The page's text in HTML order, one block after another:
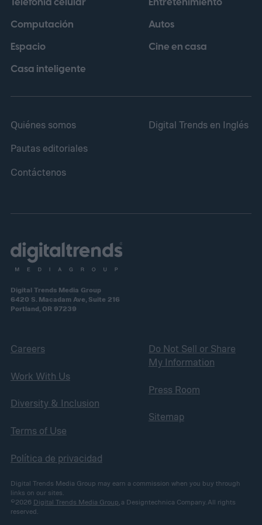
Computación
Espacio
Casa inteligente
Autos
Cine en casa
Quiénes somos
Pautas editoriales
Contáctenos
Digital Trends en Inglés
Digital Trends Media Group
6420 S. Macadam Ave, Suite 216
Portland, OR 97239
Careers
Work With Us
Diversity & Inclusion
Terms of Use
Política de privacidad
Do Not Sell or Share
My Information
Press Room
Sitemap
Digital Trends Media Group may earn a commission when you buy through
links on our sites.
©2026 Digital Trends Media Group, a Designtechnica Company. All rights
reserved.